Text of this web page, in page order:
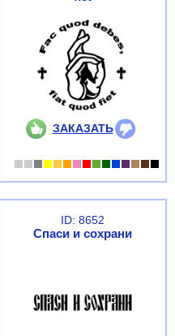
ЗАКАЗАТЬ
ID: 8652
Спаси и сохрани